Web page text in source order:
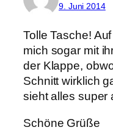
9. Juni 2014
Tolle Tasche!
mich sogar mit
der Klappe,
Schnitt wirklich
sieht alles super
Schöne Grüße